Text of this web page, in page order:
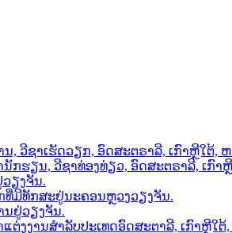
ນ, ວີຊາເຮັດວຽກ, ອົດສະຕຣາລີ, ເກົາຫຼີໃຕ້
ນັກຮຽນ, ວີຊາທ່ອງທ່ຽວ, ອົດສະຕຣາລີ, ເກົ
ວຽງຈັນ.
ກທີ່ມີທັກສະຢູ່ນະຄອນຫຼວງວຽງຈັນ.
ນຢູ່ວຽງຈັນ.
າແຕ່ງງານສຳລັບປະເທດອົດສະຕາລີ, ເກົາ